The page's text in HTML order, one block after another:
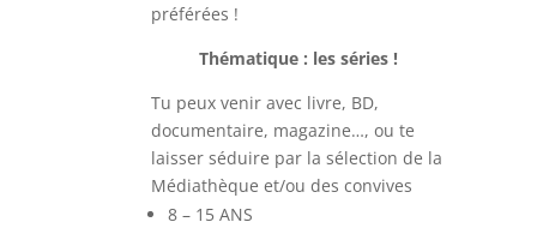
préférées !
Thématique : les séries !
Tu peux venir avec livre, BD,
documentaire, magazine…, ou te
laisser séduire par la sélection de la
Médiathèque et/ou des convives
8 – 15 ANS